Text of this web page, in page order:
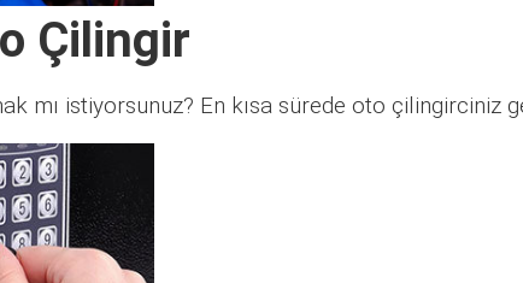
Çilingir
mı istiyorsunuz? En kısa sürede oto çilingirciniz